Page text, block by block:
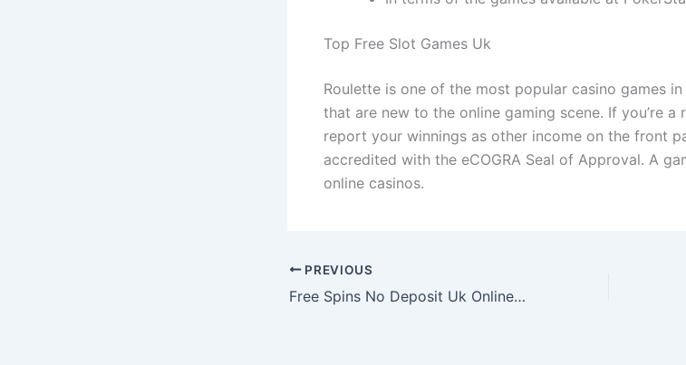
Top Free Slot Games Uk
Roulette is one of the most popular casino games
that are new to the online gaming scene. If you’re
report your winnings as other income on the front
accredited with the eCOGRA Seal of Approval. A
online casinos.
PREVIOUS
Free Spins No Deposit Uk Online Slot